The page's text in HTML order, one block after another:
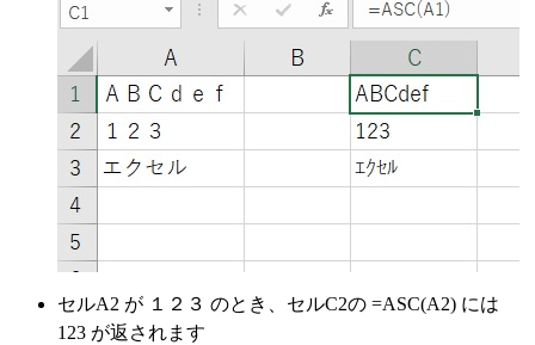
セルA2 が １２３ のとき、セルC2の =ASC(A2) には
123 が返されます